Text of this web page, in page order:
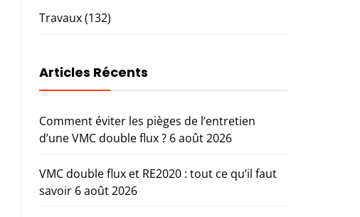
Travaux(132)
Articles Récents
Comment éviter les pièges de l’entretien
d’une VMC double flux ? 6 août 2026
VMC double flux et RE2020 : tout ce qu’il faut
savoir 6 août 2026